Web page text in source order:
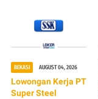
BEKASI AUGUST 04, 2026
Lowongan Kerja PT
Super Steel